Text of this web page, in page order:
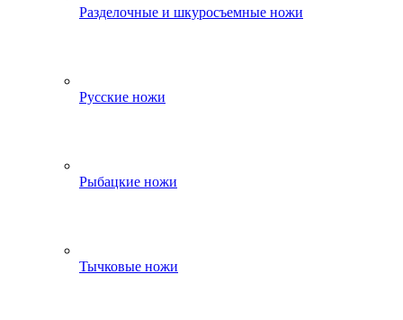
Разделочные и шкуросъемные ножи
Русские ножи
Рыбацкие ножи
Тычковые ножи